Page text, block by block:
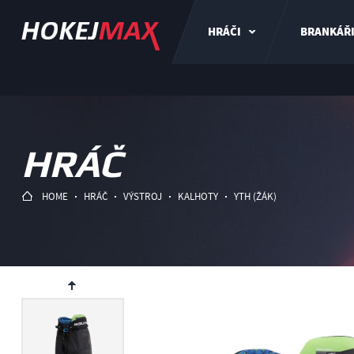
HRÁČI
HRÁČ
HOME HRÁČ VÝSTROJ KALHOTY YTH (ŽÁK)